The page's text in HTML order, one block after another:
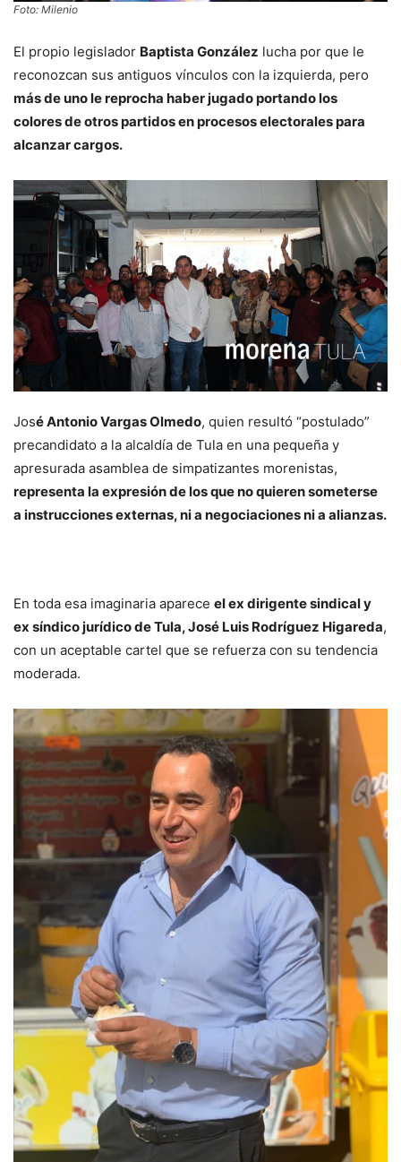
Foto: Milenio
El propio legislador Baptista González lucha por que le
reconozcan sus antiguos vínculos con la izquierda, pero
más de uno le reprocha haber jugado portando los
colores de otros partidos en procesos electorales para
alcanzar cargos.
José Antonio Vargas Olmedo, quien resultó “postulado”
precandidato a la alcaldía de Tula en una pequeña y
apresurada asamblea de simpatizantes morenistas,
representa la expresión de los que no quieren someterse
a instrucciones externas, ni a negociaciones ni a alianzas.
En toda esa imaginaria aparece el ex dirigente sindical y
ex síndico jurídico de Tula, José Luis Rodríguez Higareda,
con un aceptable cartel que se refuerza con su tendencia
moderada.